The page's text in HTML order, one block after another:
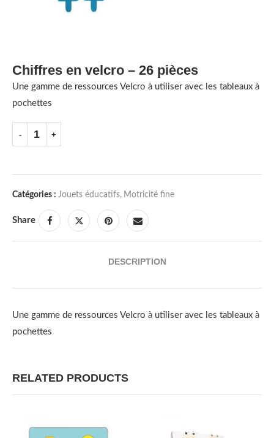
Chiffres en velcro – 26 pièces
Une gamme de ressources Velcro à utiliser avec les tableaux à
pochettes
Catégories : Jouets éducatifs, Motricité fine
Share
DESCRIPTION
Une gamme de ressources Velcro à utiliser avec les tableaux à
pochettes
RELATED PRODUCTS